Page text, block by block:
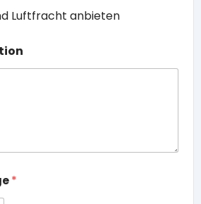
Luftfracht anbieten
*